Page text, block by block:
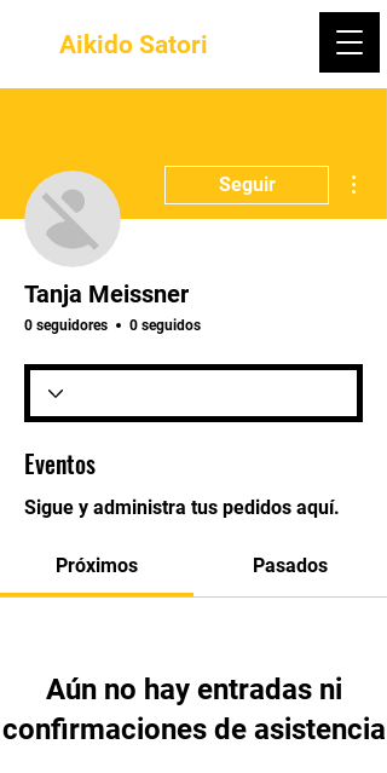
Aikido Satori
Seguir
Tanja Meissner
0 seguidores 0 seguidos
Eventos
Sigue y administra tus pedidos aquí.
Próximos Pasados
Aún no hay entradas ni
confirmaciones de asistencia